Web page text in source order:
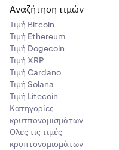
Αναζήτηση τιμών
Τιμή Βitcoin
Τιμή Ethereum
Τιμή Dogecoin
Τιμή XRP
Τιμή Cardano
Τιμή Solana
Τιμή Litecoin
Κατηγορίες
κρυτπονομισμάτων
Όλες τις τιμές
κρυπτονομισμάτων